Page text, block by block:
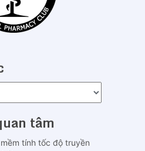
tâm
tính tốc độ truyền